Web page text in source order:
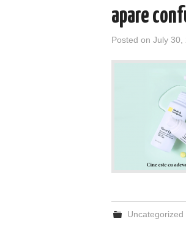
apare
Posted on July 30,
Uncategorized